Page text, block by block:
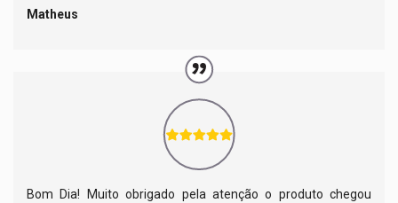
Matheus
Bom Dia! Muito obrigado pela atenção o produto chegou